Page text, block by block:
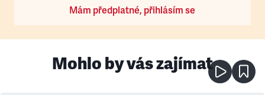
Mám předplatné, přihlásím se
Mohlo by vás zajímat